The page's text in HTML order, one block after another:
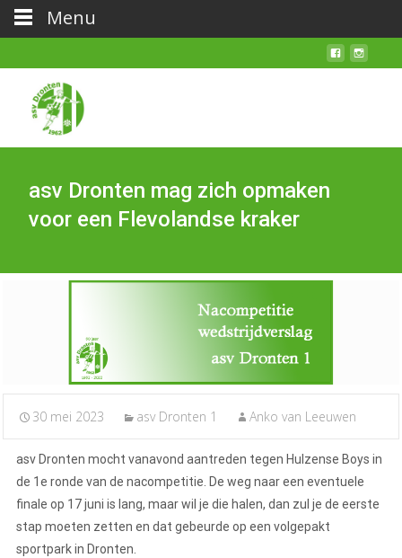
asv Dronten mag zich opmaken
voor een Flevolandse kraker
30 mei 2023 asv Dronten 1 Anko van Leeuwen
asv Dronten mocht vanavond aantreden tegen Hulzense Boys in
de 1e ronde van de nacompetitie. De weg naar een eventuele
finale op 17 juni is lang, maar wil je die halen, dan zul je de eerste
stap moeten zetten en dat gebeurde op een volgepakt
sportpark in Dronten.
Menu